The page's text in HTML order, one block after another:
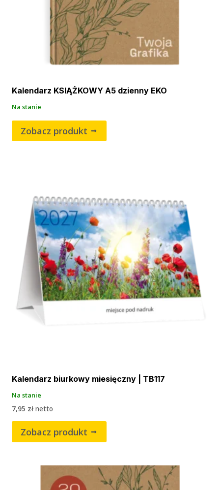
Kalendarz KSIĄŻKOWY A5 dzienny EKO
Na stanie
Zobacz produkt
Kalendarz biurkowy miesięczny | TB117
Na stanie
7,95 zł netto
Zobacz produkt